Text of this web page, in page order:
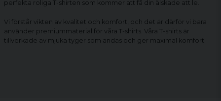
perfekta roliga T-shirten som kommer att få din älskade att le.
Vi förstår vikten av kvalitet och komfort, och det är därför vi bara
använder premiummaterial för våra T-shirts. Våra T-shirts är
tillverkade av mjuka tyger som andas och ger maximal komfort.